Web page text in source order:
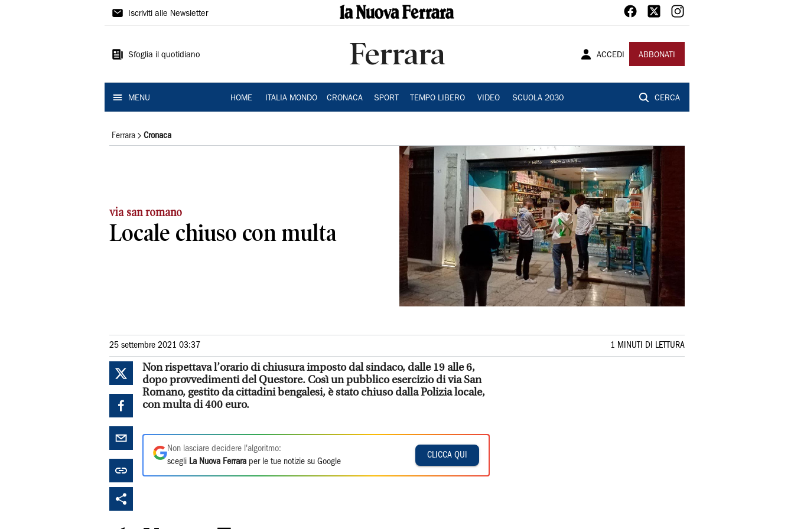
La
Ferrara
Iscriviti alle Newsletter
Sfoglia il quotidiano Ferrara ACCEDI ABBONATI
MENU HOME ITALIA MONDO CRONACA SPORT TEMPO LIBERO VIDEO SCUOLA 2030 CERCA
Ferrara Cronaca
via san romano
Locale chiuso con multa
25 settembre 2021 03:37 1 MINUTI DI LETTURA
Non rispettava l’orario di chiusura imposto dal sindaco, dalle 19 alle 6,
dopo provvedimenti del Questore. Così un pubblico esercizio di via San
Romano, gestito da cittadini bengalesi, è stato chiuso dalla Polizia locale,
con multa di 400 euro.
Non lasciare decidere l'algoritmo:
scegli La Nuova Ferrara per le tue notizie su Google
CLICCA QUI